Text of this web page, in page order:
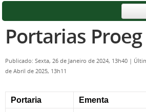
Portarias
Publicado: Sexta, 26 de Janeiro de 2024, 13h40 |
de Abril de 2025, 13h11
Portaria Ementa